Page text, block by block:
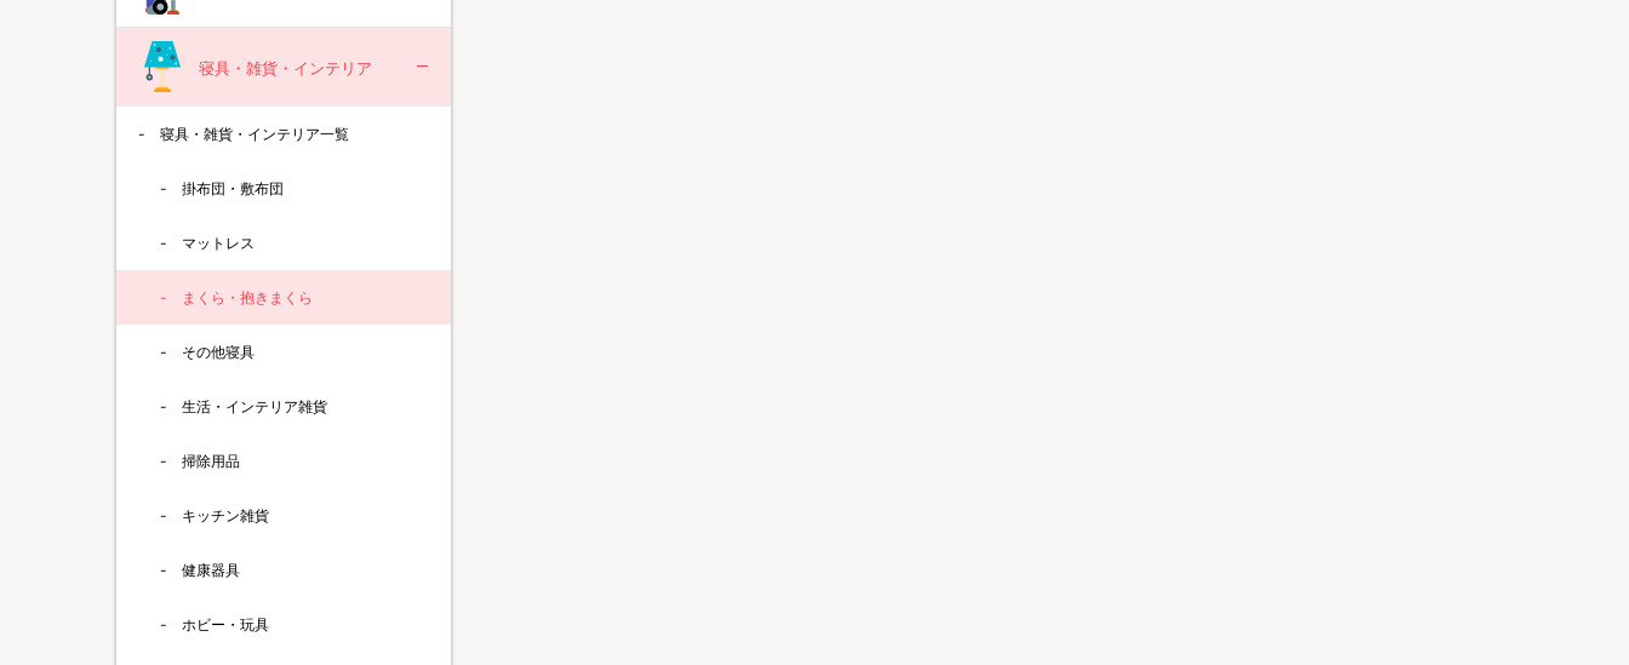
寝具・雑貨・インテリア
寝具・雑貨・インテリア一覧
掛布団・敷布団
マットレス
まくら・抱きまくら
その他寝具
生活・インテリア雑貨
掃除用品
キッチン雑貨
健康器具
ホビー・玩具